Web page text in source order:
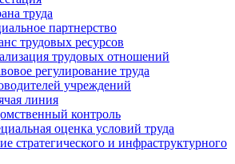
труда
партнерство
трудовых ресурсов
трудовых отношений
регулирование труда
учреждений
линия
контроль
оценка условий труда
стратегического и инфраструктурного